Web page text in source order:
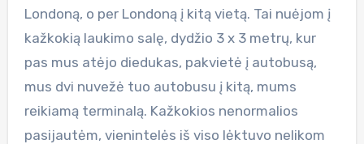
Londoną, o per Londoną į kitą vietą. Tai nuėjom į
kažkokią laukimo salę, dydžio 3 x 3 metrų, kur
pas mus atėjo diedukas, pakvietė į autobusą,
mus dvi nuvežė tuo autobusu į kitą, mums
reikiamą terminalą. Kažkokios nenormalios
pasijautėm, vienintelės iš viso lėktuvo nelikom